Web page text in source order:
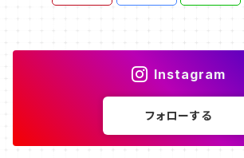
Instagram
フォローする